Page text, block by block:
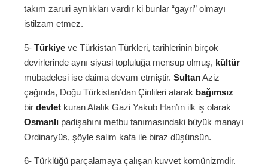
takım zaruri ayrılıkları vardır ki bunlar “gayri” olmayı
istilzam etmez.
5- Türkiye ve Türkistan Türkleri, tarihlerinin birçok
devirlerinde aynı siyasi topluluğa mensup olmuş, kültür
mübadelesi ise daima devam etmiştir. SultanAziz
çağında, Doğu Türkistan’dan Çinlileri atarak bağımsız
bir devlet kuran Atalık Gazi Yakub Han’ın ilk iş olarak
Osmanlı padişahını metbu tanımasındaki büyük manayı
Ordinaryüs, şöyle salim kafa ile biraz düşünsün.
6- Türklüğü parçalamaya çalışan kuvvet komünizmdir.